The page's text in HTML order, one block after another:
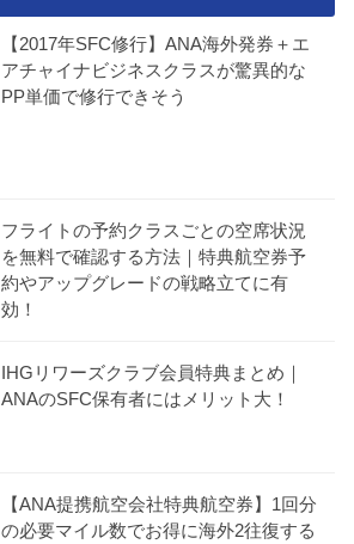
【2017年SFC修行】ANA海外発券＋エ
アチャイナビジネスクラスが驚異的な
PP単価で修行できそう
フライトの予約クラスごとの空席状況
を無料で確認する方法｜特典航空券予
約やアップグレードの戦略立てに有
効！
IHGリワーズクラブ会員特典まとめ｜
ANAのSFC保有者にはメリット大！
【ANA提携航空会社特典航空券】1回分
の必要マイル数でお得に海外2往復する